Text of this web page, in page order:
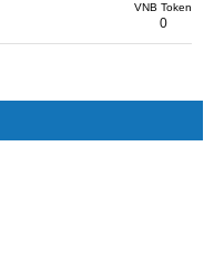
VNB Token
0